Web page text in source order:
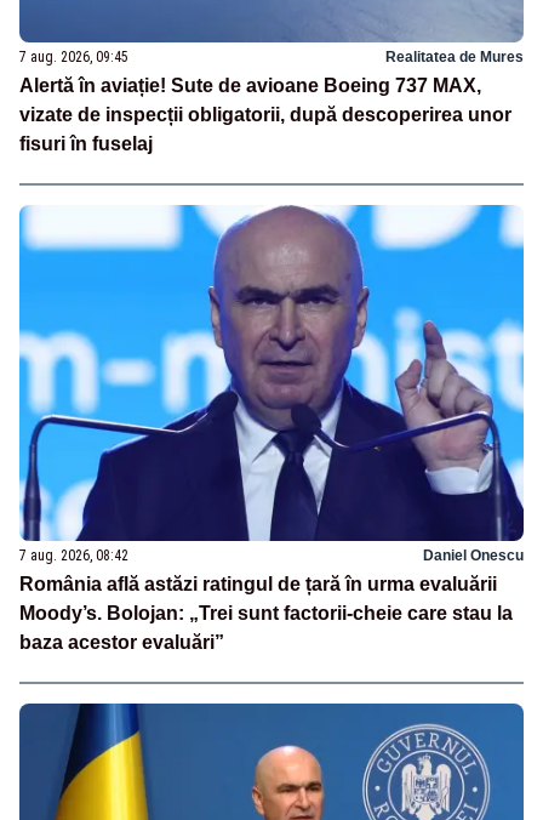
7 aug. 2026, 09:45 Realitatea de Mures
Alertă în aviație! Sute de avioane Boeing 737 MAX,
vizate de inspecții obligatorii, după descoperirea unor
fisuri în fuselaj
7 aug. 2026, 08:42 Daniel Onescu
România află astăzi ratingul de țară în urma evaluării
Moody’s. Bolojan: „Trei sunt factorii-cheie care stau la
baza acestor evaluări”